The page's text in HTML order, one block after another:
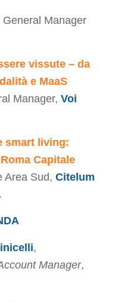
Manager
vissute – da
e MaaS
Manager, Voi
smart living:
Capitale
Area Sud, Citelum
,
Manager,